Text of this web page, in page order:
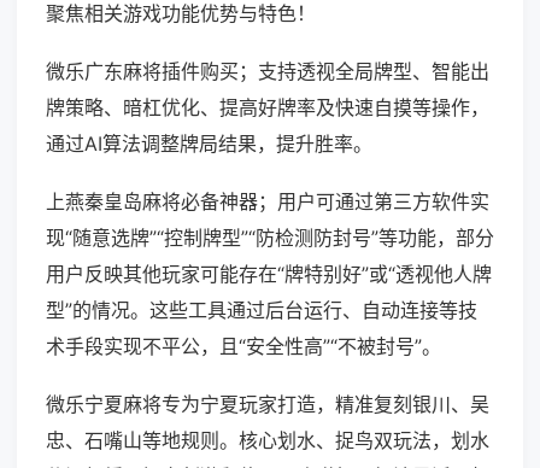
聚焦相关游戏功能优势与特色！
微乐广东麻将插件购买；支持透视全局牌型、智能出
牌策略、暗杠优化、提高好牌率及快速自摸等操作，
通过AI算法调整牌局结果，提升胜率。
上燕秦皇岛麻将必备神器；用户可通过第三方软件实
现“随意选牌”“控制牌型”“防检测防封号”等功能，部分
用户反映其他玩家可能存在“牌特别好”或“透视他人牌
型”的情况。这些工具通过后台运行、自动连接等技
术手段实现不平公，且“安全性高”“不被封号”。
微乐宁夏麻将专为宁夏玩家打造，精准复刻银川、吴
忠、石嘴山等地规则。核心划水、捉鸟双玩法，划水